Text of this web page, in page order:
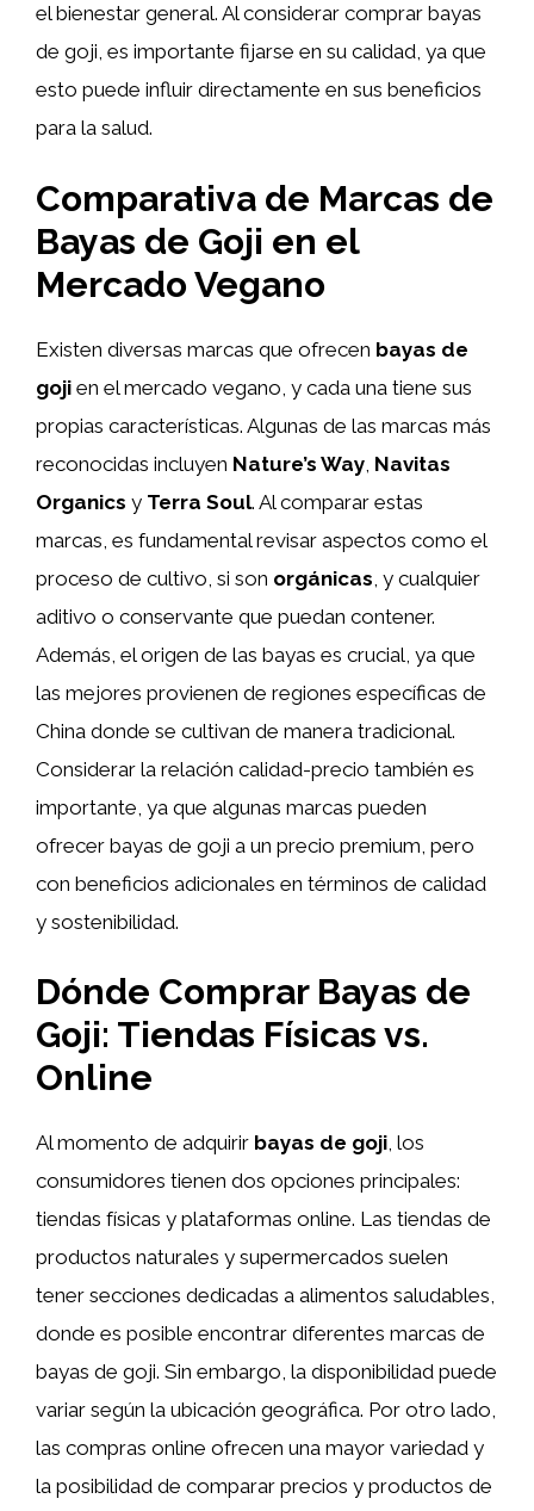
el bienestar general. Al considerar comprar bayas
de goji, es importante fijarse en su calidad, ya que
esto puede influir directamente en sus beneficios
para la salud.
Comparativa de Marcas de
Bayas de Goji en el
Mercado Vegano
Existen diversas marcas que ofrecen bayas de
goji en el mercado vegano, y cada una tiene sus
propias características. Algunas de las marcas más
reconocidas incluyen Nature’s Way Navitas
Organics y Terra Soul. Al comparar estas
marcas, es fundamental revisar aspectos como el
proceso de cultivo, si son orgánicas , y cualquier
aditivo o conservante que puedan contener.
Además, el origen de las bayas es crucial, ya que
las mejores provienen de regiones específicas de
China donde se cultivan de manera tradicional.
Considerar la relación calidad-precio también es
importante, ya que algunas marcas pueden
ofrecer bayas de goji a un precio premium, pero
con beneficios adicionales en términos de calidad
y sostenibilidad.
Dónde Comprar Bayas de
Goji: Tiendas Físicas vs.
Online
Al momento de adquirir bayas de goji, los
consumidores tienen dos opciones principales:
tiendas físicas y plataformas online. Las tiendas de
productos naturales y supermercados suelen
tener secciones dedicadas a alimentos saludables,
donde es posible encontrar diferentes marcas de
bayas de goji. Sin embargo, la disponibilidad puede
variar según la ubicación geográfica. Por otro lado,
las compras online ofrecen una mayor variedad y
la posibilidad de comparar precios y productos de